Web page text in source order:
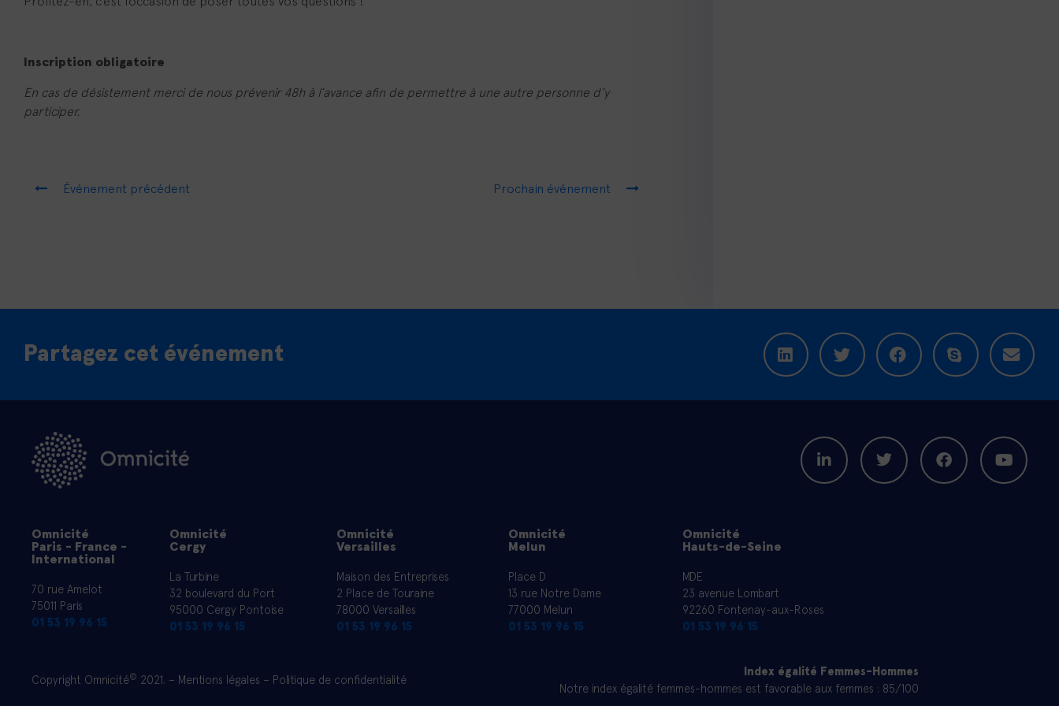
Inscription obligatoire
En cas de désistement merci de nous prévenir 48h à l’avance afin de permettre à une autre personne d’y
participer.
Événement précédent Prochain événement
Partagez cet événement
Omnicité
Paris - France -
International
70 rue Amelot
75011 Paris
01 53 19 96 15
Omnicité
Cergy
La Turbine
32 boulevard du Port
95000 Cergy Pontoise
01 53 19 96 15
Omnicité
Versailles
Maison des Entreprises
2 Place de Touraine
78000 Versailles
01 53 19 96 15
Omnicité
Melun
Place D
13 rue Notre Dame
77000 Melun
01 53 19 96 15
Omnicité
Hauts-de-Seine
MDE
23 avenue Lombart
92260 Fontenay-aux-Roses
01 53 19 96 15
Copyright Omnicité© 2021. – Mentions légales – Politique de confidentialité
Index égalité Femmes-Hommes
Notre index égalité femmes-hommes est favorable aux femmes : 85/100